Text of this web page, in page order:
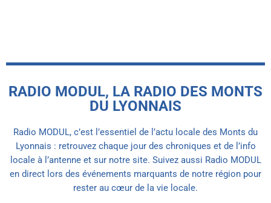
RADIO MODUL, LA RADIO DES MONTS
DU LYONNAIS
Radio MODUL, c’est l’essentiel de l’actu locale des Monts du
Lyonnais : retrouvez chaque jour des chroniques et de l’info
locale à l’antenne et sur notre site. Suivez aussi Radio MODUL
en direct lors des événements marquants de notre région pour
rester au cœur de la vie locale.